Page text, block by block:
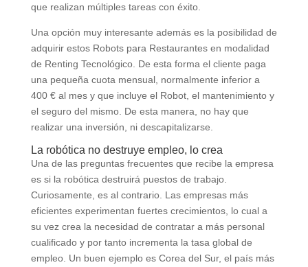
que realizan múltiples tareas con éxito.
Una opción muy interesante además es la posibilidad de
adquirir estos Robots para Restaurantes en modalidad
de Renting Tecnológico. De esta forma el cliente paga
una pequeña cuota mensual, normalmente inferior a
400 € al mes y que incluye el Robot, el mantenimiento y
el seguro del mismo. De esta manera, no hay que
realizar una inversión, ni descapitalizarse.
La robótica no destruye empleo, lo crea
Una de las preguntas frecuentes que recibe la empresa
es si la robótica destruirá puestos de trabajo.
Curiosamente, es al contrario. Las empresas más
eficientes experimentan fuertes crecimientos, lo cual a
su vez crea la necesidad de contratar a más personal
cualificado y por tanto incrementa la tasa global de
empleo. Un buen ejemplo es Corea del Sur, el país más